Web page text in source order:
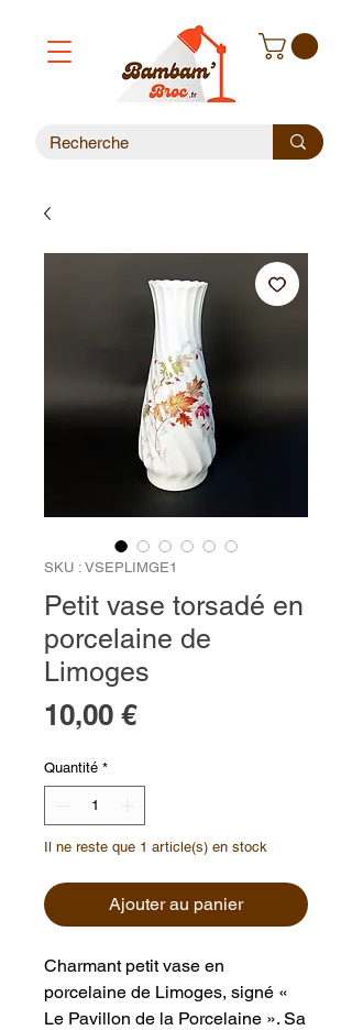
SKU : VSEPLIMGE1
Petit vase torsadé en
porcelaine de
Limoges
10,00 €Prix
Quantité *
Il ne reste que 1 article(s) en stock
Ajouter au panier
Charmant petit vase en
porcelaine de Limoges, signé «
Le Pavillon de la Porcelaine ». Sa